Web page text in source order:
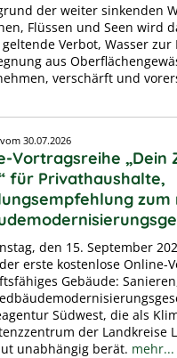
der weiter sinkenden
Flüssen und Seen wird
geltende Verbot, Wasser
aus
verschärft und
30.07.2026
Vortragsreihe „Dein
für Privathaushalte,
zum
den 15. September
erste kostenlose Online-
Gebäude:
Südwest, die als
der Landkreise
unabhängig berät. mehr...